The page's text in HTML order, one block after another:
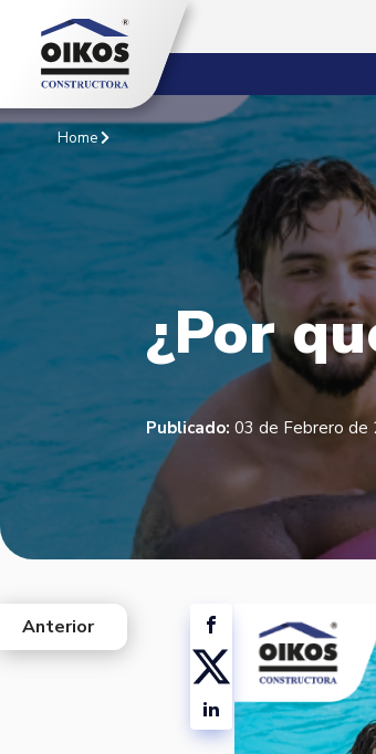
Home
¿Por
Publicado: 03 de Febrero de
west
Anterior